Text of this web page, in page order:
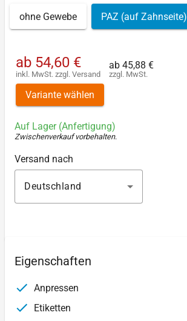
ohne Gewebe PAZ (auf Zahnseite)
ab 54,60 €
inkl. MwSt. zzgl. Versand
ab 45,88 €
zzgl. MwSt.
Variante wählen
Auf Lager (Anfertigung)
Zwischenverkauf vorbehalten.
Versand nach
Deutschland
Eigenschaften
Anpressen
Etiketten